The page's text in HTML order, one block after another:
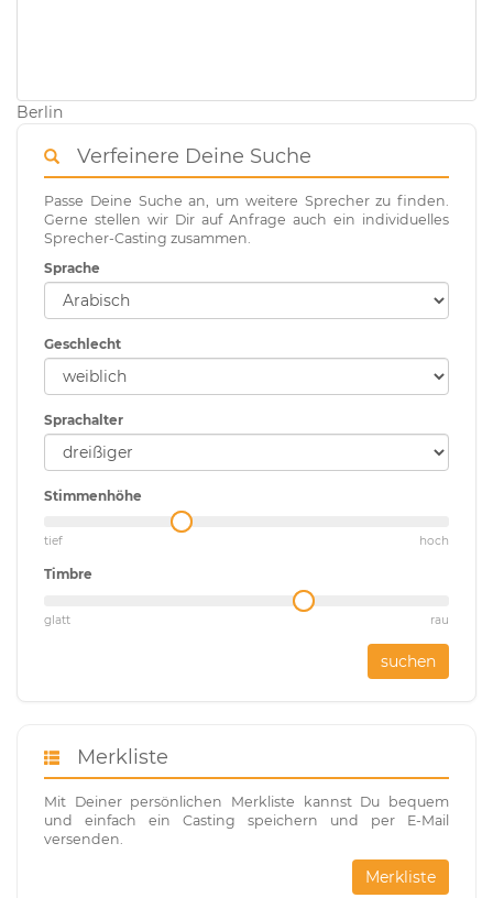
Berlin
Verfeinere Deine Suche
Passe Deine Suche an, um weitere Sprecher zu finden.
Gerne stellen wir Dir auf Anfrage auch ein individuelles
Sprecher-Casting zusammen.
Sprache
Geschlecht
Sprachalter
Stimmenhöhe
tief hoch
Timbre
glatt rau
suchen
Merkliste
Mit Deiner persönlichen Merkliste kannst Du bequem
und einfach ein Casting speichern und per E-Mail
versenden.
Merkliste